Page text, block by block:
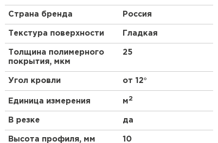
Страна бренда Россия
Текстура поверхности Гладкая
Толщина полимерного
покрытия, мкм
25
Угол кровли от 12°
Единица измерения м2
В резке да
Высота профиля, мм 10